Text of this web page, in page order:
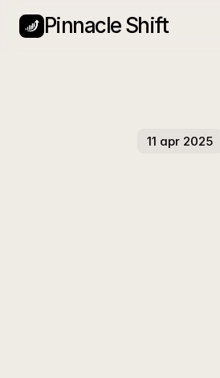
Pinnacle Shift
Plan een gesprek
11 apr 2025